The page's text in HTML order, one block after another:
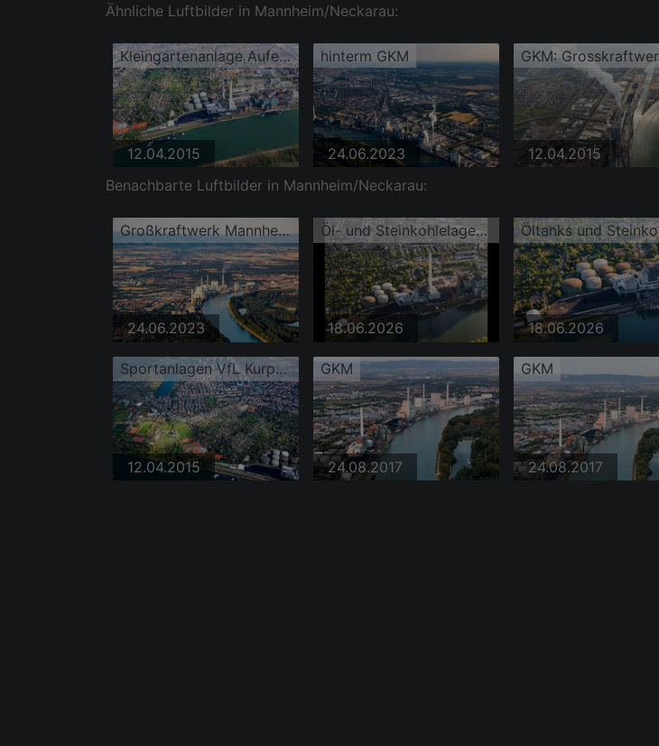
Ähnliche Luftbilder in Mannheim/Neckarau:
Kleingartenanlage Aufeldweg hinterm GKM am Rheinufer
12.04.2015
hinterm GKM
24.06.2023 12.04.2015
Benachbarte Luftbilder in Mannheim/Neckarau:
Großkraftwerk Mannheim GKM von Westen
24.06.2023
Öl- und Steinkohlelager des GKM am Rhein Grosskraftwerk Mannheim
18.06.2026 18.06.2026
Sportanlagen VfL Kurpfalz
12.04.2015
GKM
24.08.2017
GKM
24.08.2017